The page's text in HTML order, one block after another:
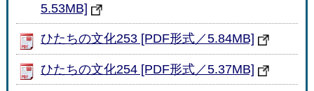
5.53MB]
ひたちの文化253 [PDF形式／5.84MB]
ひたちの文化254 [PDF形式／5.37MB]